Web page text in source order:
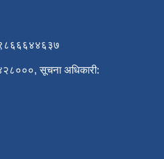
९८६६६४४६३७
सूचना अधिकारी: